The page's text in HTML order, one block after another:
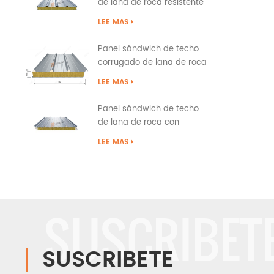
de lana de roca resistente
al fuego con tapa a presión
LEE MAS
Panel sándwich de techo
corrugado de lana de roca
tipo superposición
LEE MAS
Panel sándwich de techo
de lana de roca con
costura permanente con
LEE MAS
SUSCRIBETE